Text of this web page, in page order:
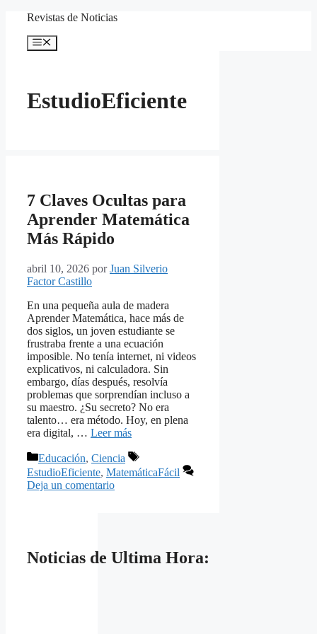
Saltar
contenido
Revistas de Noticias
Menú
EstudioEficiente
7 Claves Ocultas para
Aprender Matemática
Más Rápido
abril 10, 2026 porJuan Silverio
Factor Castillo
En una pequeña aula de madera
Aprender Matemática, hace más de
dos siglos, un joven estudiante se
frustraba frente a una ecuación
imposible. No tenía internet, ni videos
explicativos, ni calculadora. Sin
embargo, días después, resolvía
problemas que sorprendían incluso a
su maestro. ¿Su secreto? No era
talento… era método. Hoy, en plena
era digital, … Leer más
Categorías
Educación, Ciencia
Etiquetas
EstudioEficiente, MatemáticaFácil
Deja un comentario
Noticias de Ultima Hora: